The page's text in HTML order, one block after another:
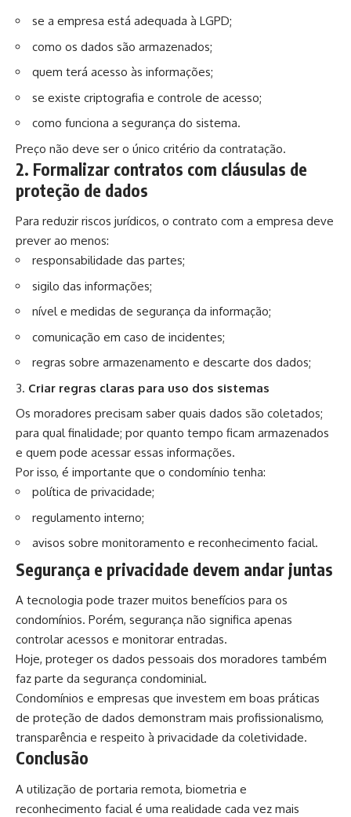
se a empresa está adequada à LGPD;
como os dados são armazenados;
quem terá acesso às informações;
se existe criptografia e controle de acesso;
como funciona a segurança do sistema.
Preço não deve ser o único critério da contratação.
2. Formalizar contratos com cláusulas de
proteção de dados
Para reduzir riscos jurídicos, o contrato com a empresa deve
prever ao menos:
responsabilidade das partes;
sigilo das informações;
nível e medidas de segurança da informação;
comunicação em caso de incidentes;
regras sobre armazenamento e descarte dos dados;
Criar regras claras para uso dos sistemas
Os moradores precisam saber quais dados são coletados;
para qual finalidade; por quanto tempo ficam armazenados
e quem pode acessar essas informações.
Por isso, é importante que o condomínio tenha:
política de privacidade;
regulamento interno;
avisos sobre monitoramento e reconhecimento facial.
Segurança e privacidade devem andar juntas
A tecnologia pode trazer muitos benefícios para os
condomínios. Porém, segurança não significa apenas
controlar acessos e monitorar entradas.
Hoje, proteger os dados pessoais dos moradores também
faz parte da segurança condominial.
Condomínios e empresas que investem em boas práticas
de proteção de dados demonstram mais profissionalismo,
transparência e respeito à privacidade da coletividade.
Conclusão
A utilização de portaria remota, biometria e
reconhecimento facial é uma realidade cada vez mais